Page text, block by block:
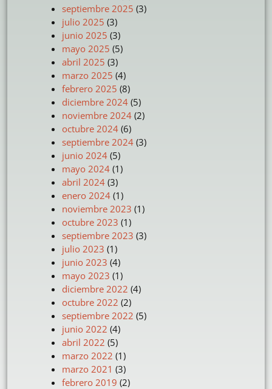
septiembre 2025 (3)
julio 2025 (3)
junio 2025 (3)
mayo 2025 (5)
abril 2025 (3)
marzo 2025 (4)
febrero 2025 (8)
diciembre 2024 (5)
noviembre 2024 (2)
octubre 2024 (6)
septiembre 2024 (3)
junio 2024 (5)
mayo 2024 (1)
abril 2024 (3)
enero 2024 (1)
noviembre 2023 (1)
octubre 2023 (1)
septiembre 2023 (3)
julio 2023 (1)
junio 2023 (4)
mayo 2023 (1)
diciembre 2022 (4)
octubre 2022 (2)
septiembre 2022 (5)
junio 2022 (4)
abril 2022 (5)
marzo 2022 (1)
marzo 2021 (3)
febrero 2019 (2)